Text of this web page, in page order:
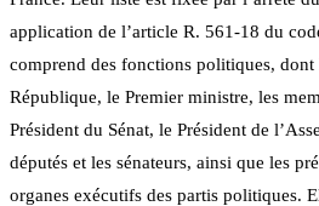
application de l’article R. 561-18 du
comprend des fonctions politiques, dont
République, le Premier ministre, les
Président du Sénat, le Président de
députés et les sénateurs, ainsi que les
organes exécutifs des partis politiques.